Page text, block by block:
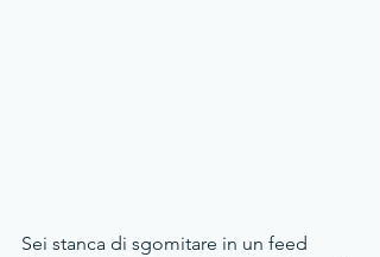
Sei stanca di sgomitare in un feed